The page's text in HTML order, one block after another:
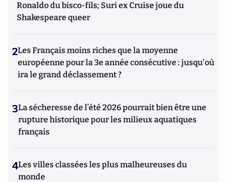
Ronaldo du bisco-fils; Suri ex Cruise joue du
Shakespeare queer
2Les Français moins riches que la moyenne
européenne pour la 3e année consécutive : jusqu'où
ira le grand déclassement ?
3La sécheresse de l’été 2026 pourrait bien être une
rupture historique pour les milieux aquatiques
français
4Les villes classées les plus malheureuses du
monde